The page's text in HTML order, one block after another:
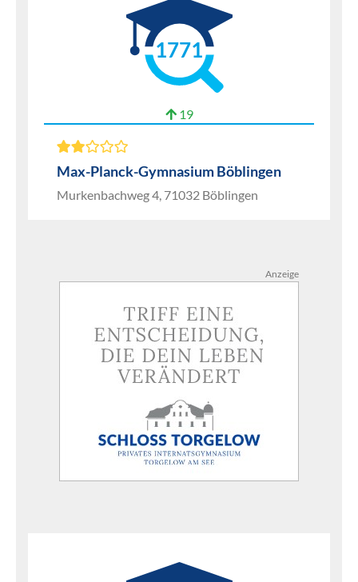
1771
19
Max-Planck-Gymnasium Böblingen
Murkenbachweg 4, 71032 Böblingen
Anzeige